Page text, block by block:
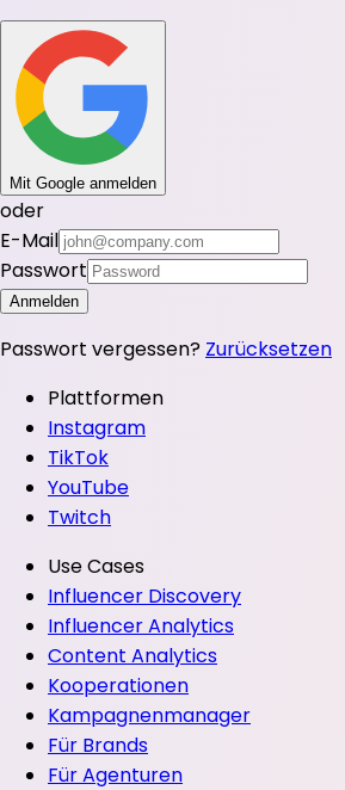
Mit Google anmelden
oder
E-Mail
Passwort
Anmelden
Passwort vergessen? Zurücksetzen
Plattformen
Instagram
TikTok
YouTube
Twitch
Use Cases
Influencer Discovery
Influencer Analytics
Content Analytics
Kooperationen
Kampagnenmanager
Für Brands
Für Agenturen